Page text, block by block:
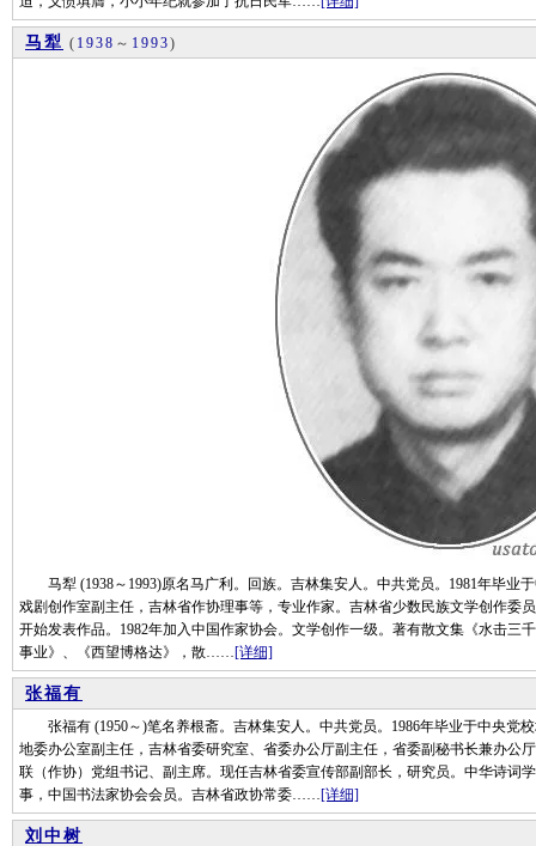
马犁 ( 1938 ～ 1993)
马犁 (1938～1993)原名马广利。回族。吉林集安人。中共党员。1981年毕业
戏剧创作室副主任，吉林省作协理事等，专业作家。吉林省少数民族文学创作委
开始发表作品。1982年加入中国作家协会。文学创作一级。著有散文集《水击三
事业》、《西望博格达》，散……[详细]
张福有
张福有 (1950～)笔名养根斋。吉林集安人。中共党员。1986年毕业于中央党
地委办公室副主任，吉林省委研究室、省委办公厅副主任，省委副秘书长兼办公
联（作协）党组书记、副主席。现任吉林省委宣传部副部长，研究员。中华诗词
事，中国书法家协会会员。吉林省政协常委……[详细]
刘中树